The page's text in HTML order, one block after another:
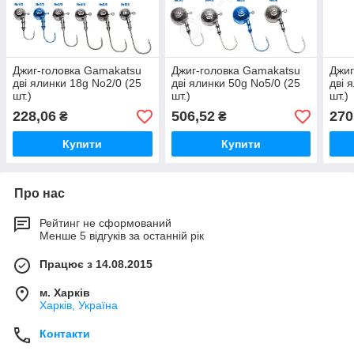
Джиг-головка Gamakatsu
дві ялинки 18g No2/0 (25
шт.)
228,06 ₴
Купити
Джиг-головка Gamakatsu
дві ялинки 50g No5/0 (25
шт.)
506,52₴
Купити
дві
шт.)
Про нас
Рейтинг не сформований
Менше 5 відгуків за останній рік
Працює з 14.08.2015
м. Харків
Харків, Україна
Контакти